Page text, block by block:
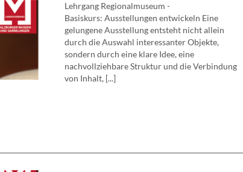
Lehrgang Regionalmuseum -
Basiskurs: Ausstellungen entwickeln Eine
gelungene Ausstellung entsteht nicht allein
durch die Auswahl interessanter Objekte,
sondern durch eine klare Idee, eine
nachvollziehbare Struktur und die Verbindung
von Inhalt, [...]